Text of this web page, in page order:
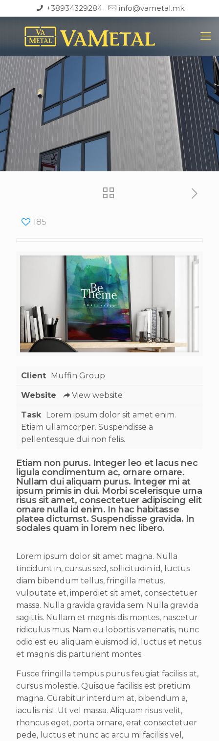
+38934329284 info@vametal.mk
185
Client Muffin Group
Website View website
Task Lorem ipsum dolor sit amet enim.
Etiam ullamcorper. Suspendisse a
pellentesque dui non felis.
Etiam non purus. Integer leo et lacus nec
ligula condimentum ac, ornare ornare.
Nullam dui aliquam purus. Integer mi at
ipsum primis in dui. Morbi scelerisque urna
risus sit amet, consectetuer adipiscing elit
ornare nulla id enim. In hac habitasse
platea dictumst. Suspendisse gravida. In
sodales quam in lorem nec libero.
Lorem ipsum dolor sit amet magna. Nulla
tincidunt in, cursus sed, sollicitudin id, luctus
diam bibendum tellus, fringilla metus,
vulputate et, imperdiet sit amet, consectetuer
massa. Nulla gravida gravida sem. Nulla gravida
sagittis. Nullam et magnis dis montes, nascetur
ridiculus mus. Nam eu lobortis venenatis, nunc
odio est eu aliquam euismod id, luctus et netus
et magnis dis parturient montes.
Fusce fringilla tempus purus feugiat facilisis at,
cursus molestie. Quisque facilisis est pretium
magna. Curabitur interdum at, bibendum a,
iaculis nisl. Ut vel massa. Aliquam risus velit,
rhoncus eget, porta ornare, erat consectetuer
pede, luctus et nunc ac arcu mi facilisis vel,